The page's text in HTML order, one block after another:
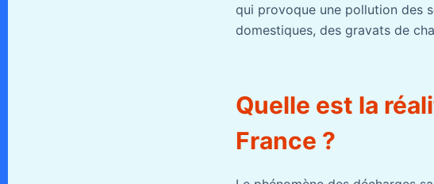
qui provoque une pollution des
domestiques, des gravats de
Quelle est la
France ?